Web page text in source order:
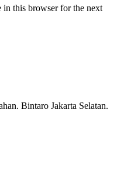
in this browser for the next
Bintaro Jakarta Selatan.